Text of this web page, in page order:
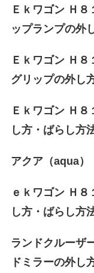
Ｅｋワゴン Ｈ
ップランプの外
Ｅｋワゴン Ｈ
グリップの外し
Ｅｋワゴン Ｈ
し方・ばらし方
アクア（aqua）
ｅｋワゴン Ｈ
し方・ばらし方
ランドクルーザ
ドミラーの外し